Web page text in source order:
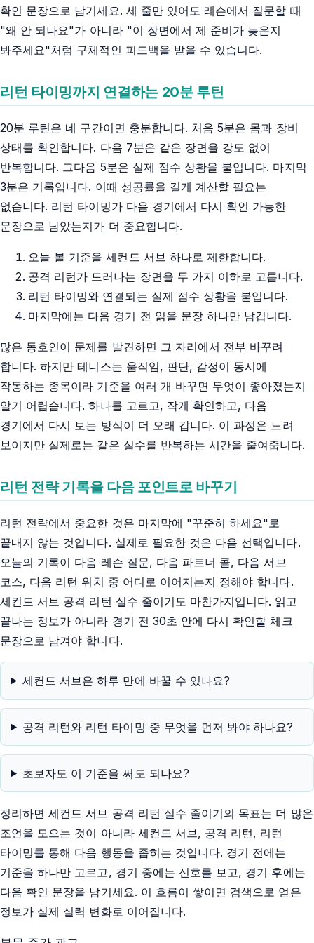
확인 문장으로 남기세요. 세 줄만 있어도 레슨에서 질문할 때
"왜 안 되나요"가 아니라 "이 장면에서 제 준비가 늦은지
봐주세요"처럼 구체적인 피드백을 받을 수 있습니다.
리턴 타이밍까지 연결하는 20분 루틴
20분 루틴은 네 구간이면 충분합니다. 처음 5분은 몸과 장비
상태를 확인합니다. 다음 7분은 같은 장면을 강도 없이
반복합니다. 그다음 5분은 실제 점수 상황을 붙입니다. 마지막
3분은 기록입니다. 이때 성공률을 길게 계산할 필요는
없습니다. 리턴 타이밍가 다음 경기에서 다시 확인 가능한
문장으로 남았는지가 더 중요합니다.
오늘 볼 기준을 세컨드 서브 하나로 제한합니다.
공격 리턴가 드러나는 장면을 두 가지 이하로 고릅니다.
리턴 타이밍와 연결되는 실제 점수 상황을 붙입니다.
마지막에는 다음 경기 전 읽을 문장 하나만 남깁니다.
많은 동호인이 문제를 발견하면 그 자리에서 전부 바꾸려
합니다. 하지만 테니스는 움직임, 판단, 감정이 동시에
작동하는 종목이라 기준을 여러 개 바꾸면 무엇이 좋아졌는지
알기 어렵습니다. 하나를 고르고, 작게 확인하고, 다음
경기에서 다시 보는 방식이 더 오래 갑니다. 이 과정은 느려
보이지만 실제로는 같은 실수를 반복하는 시간을 줄여줍니다.
리턴 전략 기록을 다음 포인트로 바꾸기
리턴 전략에서 중요한 것은 마지막에 "꾸준히 하세요"로
끝내지 않는 것입니다. 실제로 필요한 것은 다음 선택입니다.
오늘의 기록이 다음 레슨 질문, 다음 파트너 콜, 다음 서브
코스, 다음 리턴 위치 중 어디로 이어지는지 정해야 합니다.
세컨드 서브 공격 리턴 실수 줄이기도 마찬가지입니다. 읽고
끝나는 정보가 아니라 경기 전 30초 안에 다시 확인할 체크
문장으로 남겨야 합니다.
세컨드 서브은 하루 만에 바꿀 수 있나요?
공격 리턴와 리턴 타이밍 중 무엇을 먼저 봐야 하나요?
초보자도 이 기준을 써도 되나요?
정리하면 세컨드 서브 공격 리턴 실수 줄이기의 목표는 더 많은
조언을 모으는 것이 아니라 세컨드 서브, 공격 리턴, 리턴
타이밍를 통해 다음 행동을 좁히는 것입니다. 경기 전에는
기준을 하나만 고르고, 경기 중에는 신호를 보고, 경기 후에는
다음 확인 문장을 남기세요. 이 흐름이 쌓이면 검색으로 얻은
정보가 실제 실력 변화로 이어집니다.